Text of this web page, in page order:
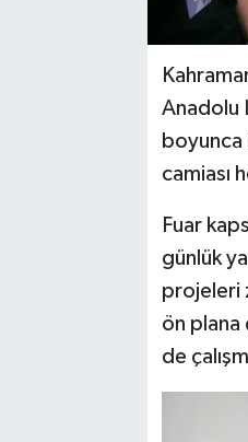
Anadolu
boyunca
camiası
Fuar
günlük
projeleri
ön plana
de